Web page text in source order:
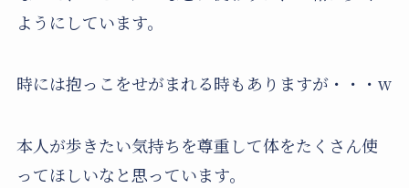
ようにしています。
時には抱っこをせがまれる時もありますが・・・w
本人が歩きたい気持ちを尊重して体をたくさん使
ってほしいなと思っています。